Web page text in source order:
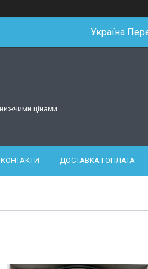
Україна
цінами
КОНТАКТИ ДОСТАВКА І ОПЛАТА